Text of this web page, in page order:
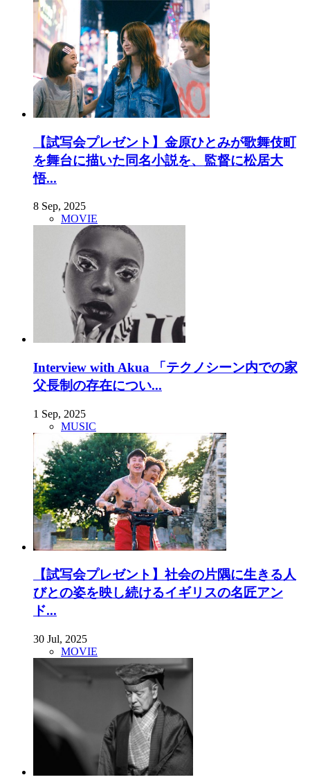
【試写会プレゼント】金原ひとみが歌舞伎町
を舞台に描いた同名小説を、監督に松居大
悟...
8 Sep, 2025
MOVIE
Interview with Akua 「テクノシーン内での家
父長制の存在につい...
1 Sep, 2025
MUSIC
【試写会プレゼント】社会の片隅に生きる人
びとの姿を映し続けるイギリスの名匠アン
ド...
30 Jul, 2025
MOVIE